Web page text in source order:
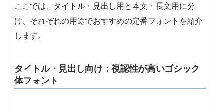
ここでは、タイトル・見出し用と本文・長文用に分
け、それぞれの用途でおすすめの定番フォントを紹介
します。
タイトル・見出し向け：視認性が高いゴシック
体フォント